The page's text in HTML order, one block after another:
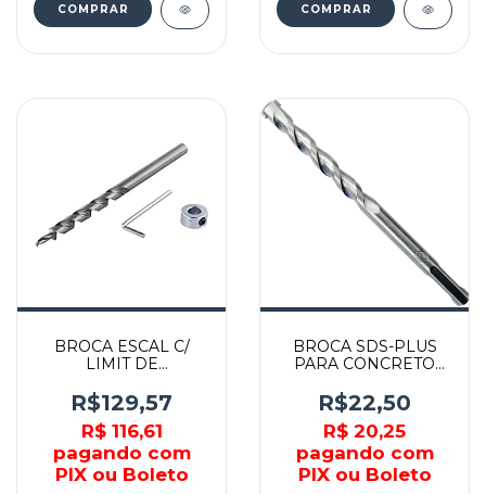
COMPRAR
BROCA ESCAL C/
LIMIT DE
2933000 -
WOLFCRAFT
R$129,57
R$ 116,61
pagando com
PIX ou Boleto
BROCA SDS-PLUS
PARA CONCRETO
HARDFLIX
R$22,50
R$ 20,25
pagando com
PIX ou Boleto